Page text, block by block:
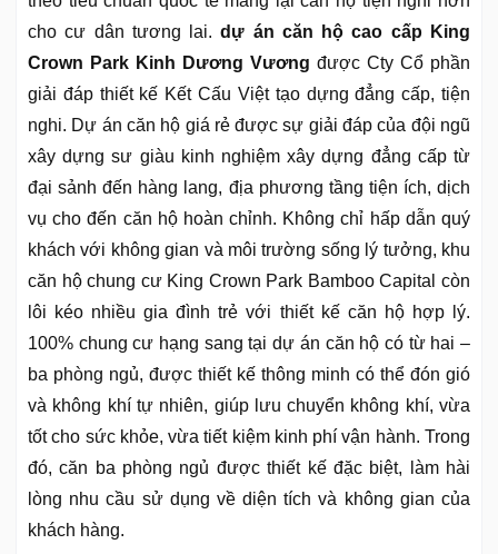
cho cư dân tương lai.dự án căn hộ cao cấp King
Crown Park Kinh Dương Vương được Cty Cổ phần
giải đáp thiết kế Kết Cấu Việt tạo dựng đẳng cấp, tiện
nghi. Dự án căn hộ giá rẻ được sự giải đáp của đội ngũ
xây dựng sư giàu kinh nghiệm xây dựng đẳng cấp từ
đại sảnh đến hàng lang, địa phương tầng tiện ích, dịch
vụ cho đến căn hộ hoàn chỉnh. Không chỉ hấp dẫn quý
khách với không gian và môi trường sống lý tưởng, khu
căn hộ chung cư King Crown Park Bamboo Capital còn
lôi kéo nhiều gia đình trẻ với thiết kế căn hộ hợp lý.
100% chung cư hạng sang tại dự án căn hộ có từ hai –
ba phòng ngủ, được thiết kế thông minh có thể đón gió
và không khí tự nhiên, giúp lưu chuyển không khí, vừa
tốt cho sức khỏe, vừa tiết kiệm kinh phí vận hành. Trong
đó, căn ba phòng ngủ được thiết kế đặc biệt, làm hài
lòng nhu cầu sử dụng về diện tích và không gian của
khách hàng.